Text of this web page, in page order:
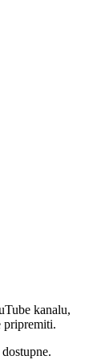
kanalu,
pripremiti.